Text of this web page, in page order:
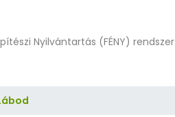
Nyilvántartás (FÉNY) rendszer